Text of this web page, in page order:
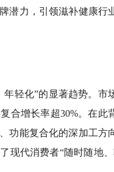
潜力，引领滋补健康行
轻化”的显著趋势。市
合增长率超30%。在此
功能复合化的深加工方
现代消费者“随时随地